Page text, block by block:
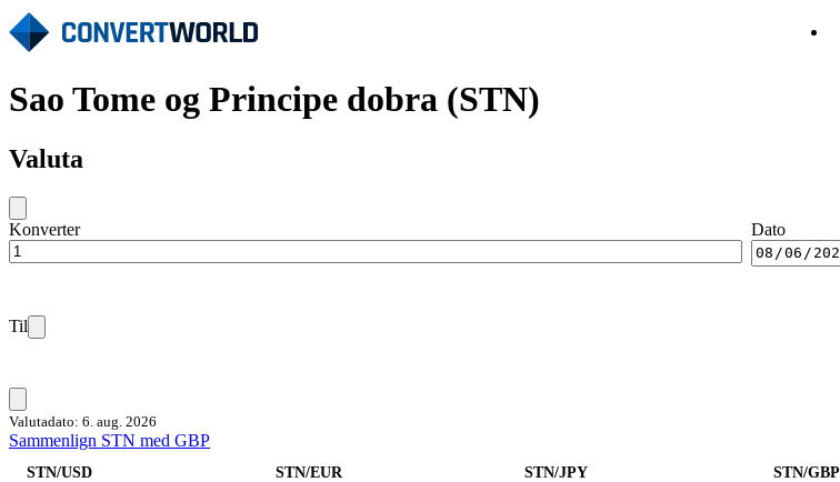
Sao Tome og Principe dobra (STN)
Valuta
Konverter Dato
Til
Valutadato: 6. aug. 2026
Sammenlign STN med GBP
STN/USD STN/EUR STN/JPY STN/GBP